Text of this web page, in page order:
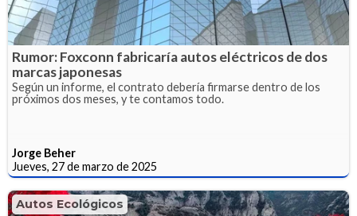
Rumor: Foxconn fabricaría autos eléctricos de dos
marcas japonesas
Según un informe, el contrato debería firmarse dentro de los
próximos dos meses, y te contamos todo.
Jorge Beher
Jueves, 27 de marzo de 2025
Autos Ecológicos